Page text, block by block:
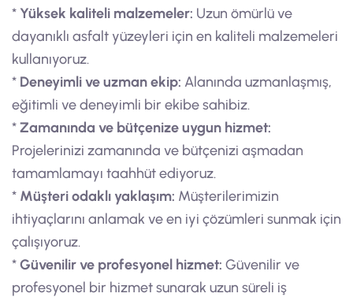
* Yüksek kaliteli malzemeler: Uzun ömürlü ve
dayanıklı asfalt yüzeyleri için en kaliteli malzemeleri
kullanıyoruz.
* Deneyimli ve uzman ekip: Alanında uzmanlaşmış,
eğitimli ve deneyimli bir ekibe sahibiz.
*Zamanında ve bütçenize uygun hizmet:
Projelerinizi zamanında ve bütçenizi aşmadan
tamamlamayı taahhüt ediyoruz.
* Müşteri odaklı yaklaşım: Müşterilerimizin
ihtiyaçlarını anlamak ve en iyi çözümleri sunmak için
çalışıyoruz.
*Güvenilir ve profesyonel hizmet: Güvenilir ve
profesyonel bir hizmet sunarak uzun süreli iş